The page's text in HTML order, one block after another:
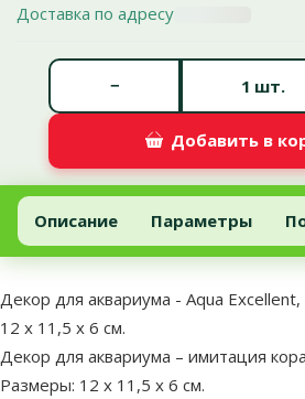
Доставка по адресу
шт.
−
Добавить в
Декор для аквариума - Aqua Excellent,
Добавить в корзину
Описание Параметры
В начало страницы
superzoo.product.detail.content
Декор для аквариума - Aqua
12 x 11,5 x 6 см.
Декор для аквариума – имитация
Размеры: 12 x 11,5 x 6 см.